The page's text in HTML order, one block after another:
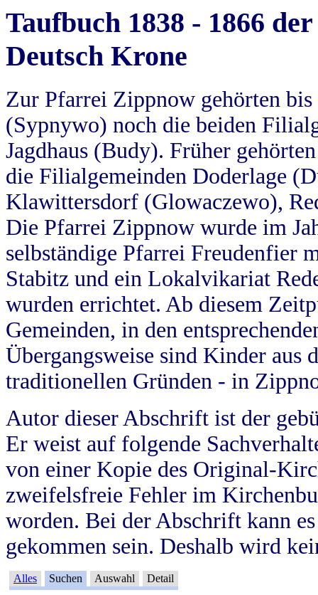
Taufbuch 1838 - 1866
Deutsch Krone
Zur Pfarrei Zippnow gehörten
(Sypnywo) noch die beiden
Jagdhaus (Budy). Früher
die Filialgemeinden Doderlage
Klawittersdorf (Glowaczewo),
Die Pfarrei Zippnow wurde im
selbständige Pfarrei Freudenfier
Stabitz und ein Lokalvikariat
wurden errichtet. Ab diesem
Gemeinden, in den
Übergangsweise sind Kinder aus
traditionellen Gründen - in
Autor dieser Abschrift ist der
Er weist auf folgende
von einer Kopie des Original-
zweifelsfreie Fehler im
worden. Bei der Abschrift kann
gekommen sein. Deshalb wird
Alles Suchen Auswahl Detail